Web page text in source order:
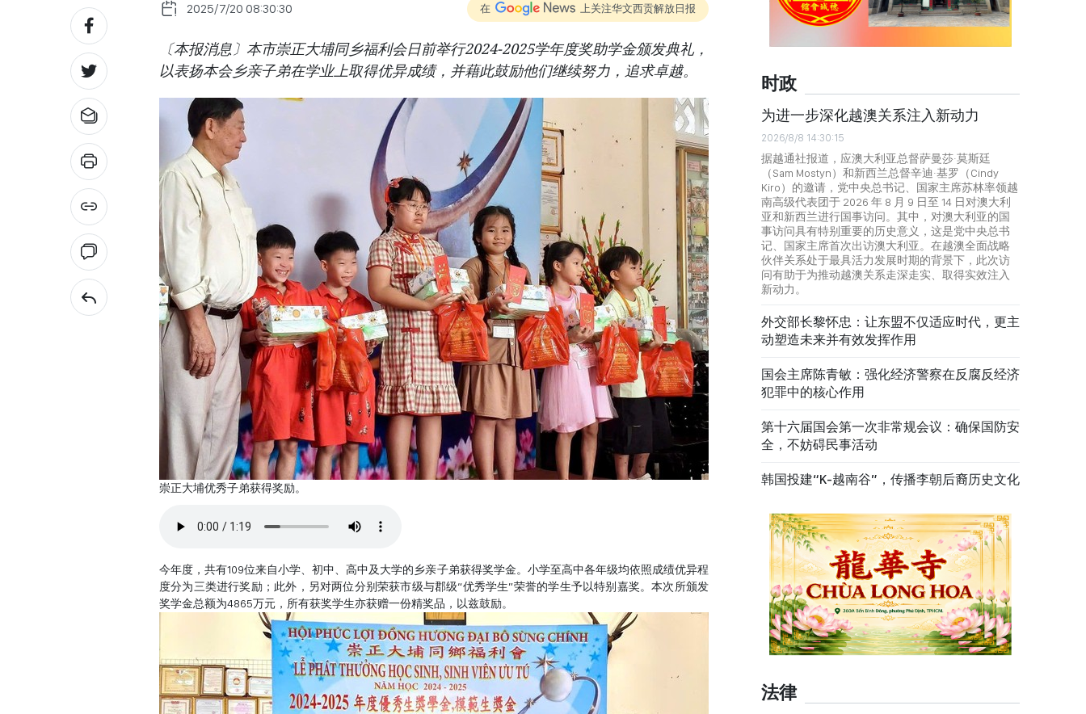
2025/7/20 08:30:30 在 上关注华文西贡解放日报
〔本报消息〕本市崇正大埔同乡福利会日前举行2024-2025学年度奖助学金颁发典礼，
以表扬本会乡亲子弟在学业上取得优异成绩，并藉此鼓励他们继续努力，追求卓越。
崇正大埔优秀子弟获得奖励。
今年度，共有109位来自小学、初中、高中及大学的乡亲子弟获得奖学金。小学至高中各年级均依照成绩优异程
度分为三类进行奖励；此外，另对两位分别荣获市级与郡级“优秀学生”荣誉的学生予以特别嘉奖。本次所颁发
奖学金总额为4865万元，所有获奖学生亦获赠一份精奖品，以兹鼓励。
时政
为进一步深化越澳关系注入新动力
2026/8/8 14:30:15
据越通社报道，应澳大利亚总督萨曼莎·莫斯廷
（Sam Mostyn）和新西兰总督辛迪·基罗（Cindy
Kiro）的邀请，党中央总书记、国家主席苏林率领越
南高级代表团于 2026 年 8 月 9 日至 14 日对澳大利
亚和新西兰进行国事访问。其中，对澳大利亚的国
事访问具有特别重要的历史意义，这是党中央总书
记、国家主席首次出访澳大利亚。在越澳全面战略
伙伴关系处于最具活力发展时期的背景下，此次访
问有助于为推动越澳关系走深走实、取得实效注入
新动力。
外交部长黎怀忠：让东盟不仅适应时代，更主
动塑造未来并有效发挥作用
国会主席陈青敏：强化经济警察在反腐反经济
犯罪中的核心作用
第十六届国会第一次非常规会议：确保国防安
全，不妨碍民事活动
韩国投建“K-越南谷”，传播李朝后裔历史文化
法律